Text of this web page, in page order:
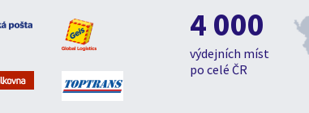
4 000
výdejních míst
po celé ČR